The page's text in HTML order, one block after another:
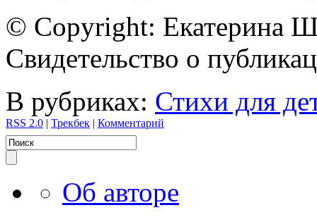
© Copyright: Екатерина
Свидетельство о
В рубриках: Стихи для
RSS 2.0 | Трекбек | Комментарий
Об авторе